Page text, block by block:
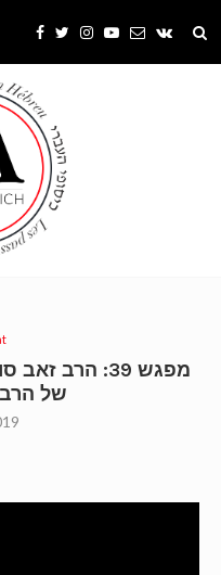
מפגש 39: הרב
של הרב